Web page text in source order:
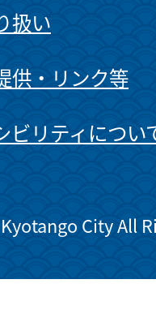
扱い
供・リンク等
ビリティについ
City All